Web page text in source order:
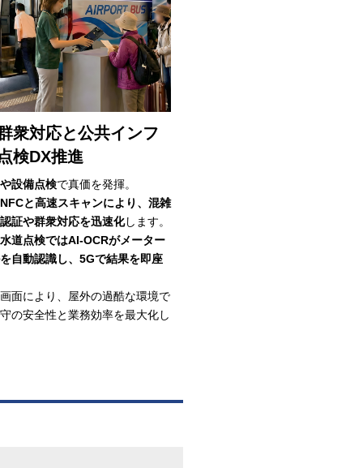
衆対応と公共インフ
検DX推進
設備点検で真価を発揮。
と高速スキャンにより、混雑
証や群衆対応を迅速化します。
道点検ではAI-OCRがメーター
自動認識し、5Gで結果を即座
面により、屋外の過酷な環境で
の安全性と業務効率を最大化し